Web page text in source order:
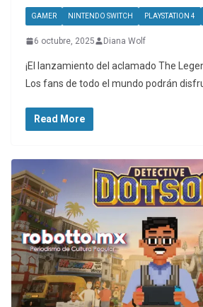
GAMER NINTENDO SWITCH PLAYSTATION 4
6 octubre, 2025 Diana Wolf
¡El lanzamiento del aclamado The
Los fans de todo el mundo podrán
Read More